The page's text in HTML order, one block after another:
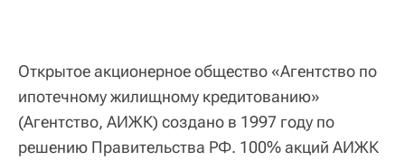
Открытое акционерное общество «Агентство по
ипотечному жилищному кредитованию»
(Агентство, АИЖК) создано в 1997 году по
решению Правительства РФ. 100% акций АИЖК